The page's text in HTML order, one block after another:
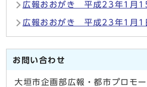
広報おおがき 平成23年1月
広報おおがき 平成23年1月1
お問い合わせ
大垣市企画部広報・都市プロモ